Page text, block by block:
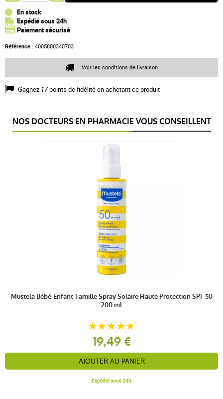
En stock
Expédié sous 24h
Paiement sécurisé
Référence : 4005800340703
Gagnez 17points de fidélité en achetant ce produit
Voir les conditions de livraison
NOS DOCTEURS EN PHARMACIE VOUS CONSEILLENT
Mustela Bébé-Enfant-Famille Spray Solaire Haute Protection SPF 50
200 ml
19,49 €
AJOUTER AU PANIER
Expédié sous 24h